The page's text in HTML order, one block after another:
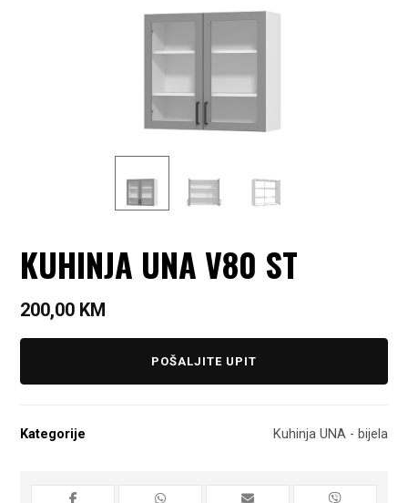
KUHINJA UNA V80 ST
200,00 KM
POŠALJITE UPIT
Kategorije Kuhinja UNA - bijela